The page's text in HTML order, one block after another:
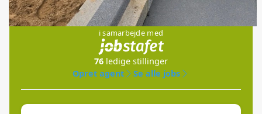
Jobs
i samarbejde med
76 ledige stillinger
Opret agent
Se alle jobs